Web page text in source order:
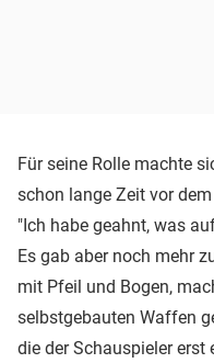
Für seine Rolle machte
schon lange Zeit vor
"Ich habe geahnt, was
Es gab aber noch mehr
mit Pfeil und Bogen,
selbstgebauten Waffen
die der Schauspieler